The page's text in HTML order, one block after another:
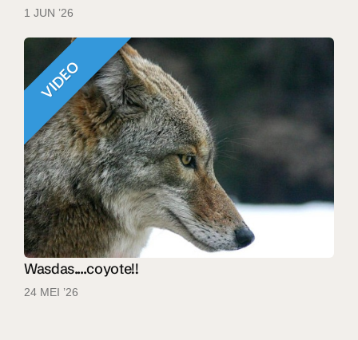
1 JUN ’26
VIDEO
Wasdas....coyote!!
24 MEI ’26